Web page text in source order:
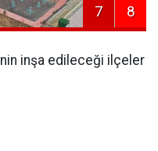
7 8
inşa edileceği ilçeler